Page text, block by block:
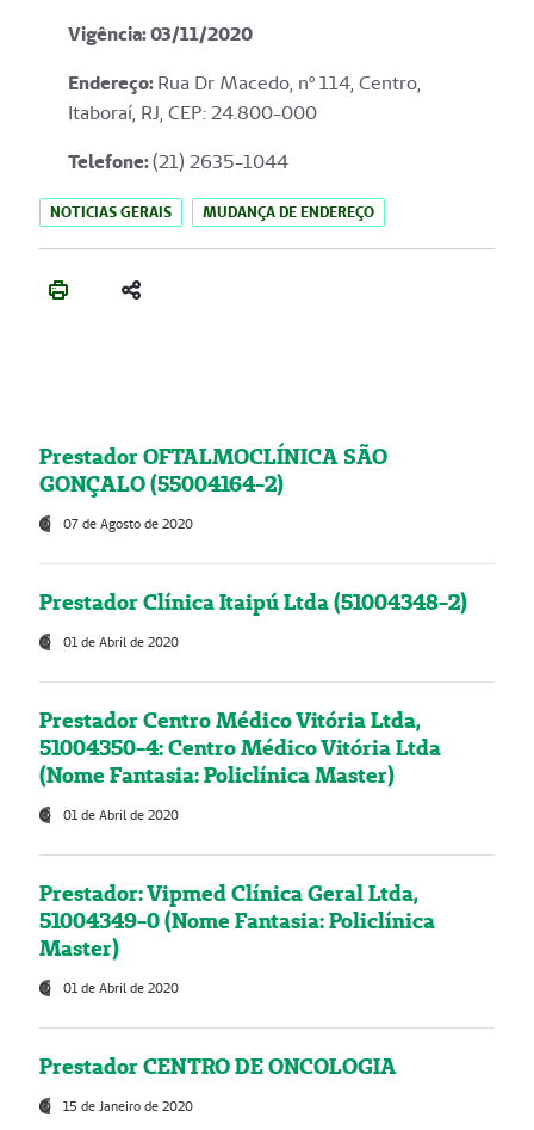
Vigência: 03/11/2020
Endereço:Rua Dr Macedo, nº 114, Centro,
Itaboraí, RJ, CEP: 24.800-000
Telefone:(21) 2635-1044
NOTICIAS GERAIS MUDANÇA DE ENDEREÇO
Prestador OFTALMOCLÍNICA SÃO
GONÇALO (55004164-2)
07 de Agosto de 2020
Prestador Clínica Itaipú Ltda (51004348-2)
01 de Abril de 2020
Prestador Centro Médico Vitória Ltda,
51004350-4: Centro Médico Vitória Ltda
(Nome Fantasia: Policlínica Master)
01 de Abril de 2020
Prestador: Vipmed Clínica Geral Ltda,
51004349-0 (Nome Fantasia: Policlínica
Master)
01 de Abril de 2020
Prestador CENTRO DE ONCOLOGIA
15 de Janeiro de 2020